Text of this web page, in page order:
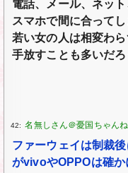
電話、メール、ネッ
スマホで間に合ってし
若い女の人は相変わ
手放すことも多いだろ
42:
ファーウェイは制裁
がvivoやOPPOは確か